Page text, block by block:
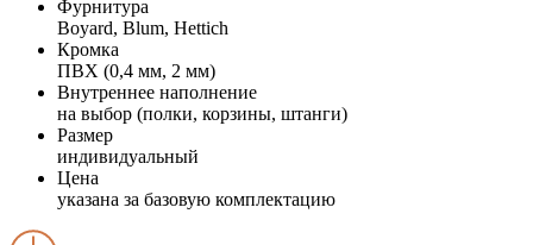
Фурнитура
Boyard, Blum, Hettich
Кромка
ПВХ (0,4 мм, 2 мм)
Внутреннее наполнение
на выбор (полки, корзины, штанги)
Размер
индивидуальный
Цена
указана за базовую комплектацию